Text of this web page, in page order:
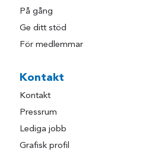
På gång
Ge ditt stöd
För medlemmar
Kontakt
Kontakt
Pressrum
Lediga jobb
Grafisk profil